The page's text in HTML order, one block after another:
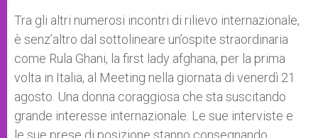
Tra gli altri numerosi incontri di rilievo internazionale,
è senz’altro dal sottolineare un’ospite straordinaria
come Rula Ghani, la first lady afghana, per la prima
volta in Italia, al Meeting nella giornata di venerdì 21
agosto. Una donna coraggiosa che sta suscitando
grande interesse internazionale. Le sue interviste e
le sue prese di posizione stanno consegnando